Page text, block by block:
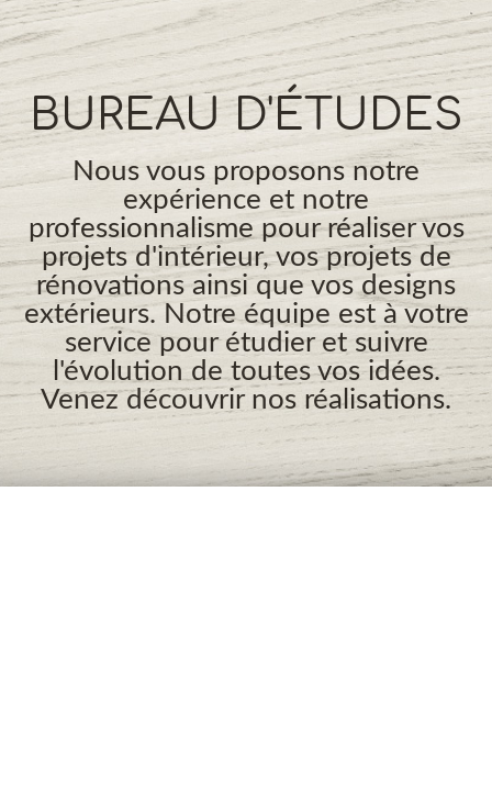
BUREAU D'ÉTUDES
Nous vous proposons notre
expérience et notre
professionnalisme pour réaliser vos
projets d'intérieur, vos projets de
rénovations ainsi que vos designs
extérieurs. Notre équipe est à votre
service pour étudier et suivre
l'évolution de toutes vos idées.
Venez découvrir nos réalisations.